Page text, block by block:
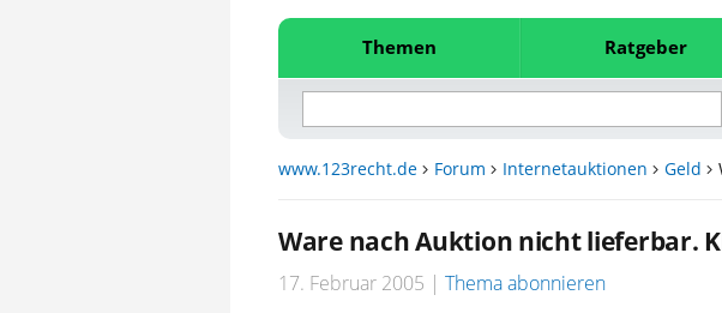
Themen Ratgeber
www.123recht.de Forum Internetauktionen Geld
Ware nach Auktion nicht lieferbar.
17. Februar 2005 Thema abonnieren